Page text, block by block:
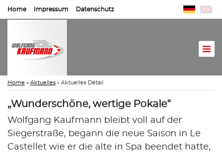
Home Impressum Datenschutz
Home » Aktuelles » Aktuelles Detail
„Wunderschöne, wertige Pokale“
Wolfgang Kaufmann bleibt voll auf der
Siegerstraße, begann die neue Saison in Le
Castellet wie er die alte in Spa beendet hatte,